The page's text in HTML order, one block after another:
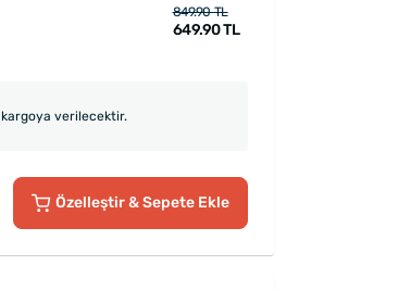
849.90 TL
649.90 TL
kargoya verilecektir.
Özelleştir& Sepete Ekle